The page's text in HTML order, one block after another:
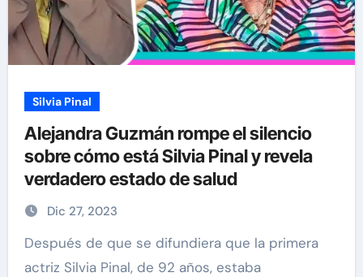
Silvia Pinal
Alejandra Guzmán rompe el silencio
sobre cómo está Silvia Pinal y revela
verdadero estado de salud
Dic 27, 2023
Después de que se difundiera que la primera
actriz Silvia Pinal, de 92 años, estaba